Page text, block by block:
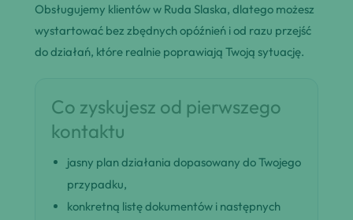
Obsługujemy klientów w Ruda Slaska, dlatego możesz
wystartować bez zbędnych opóźnień i od razu przejść
do działań, które realnie poprawiają Twoją sytuację.
Co zyskujesz od pierwszego
kontaktu
jasny plan działania dopasowany do Twojego
przypadku,
konkretną listę dokumentów i następnych